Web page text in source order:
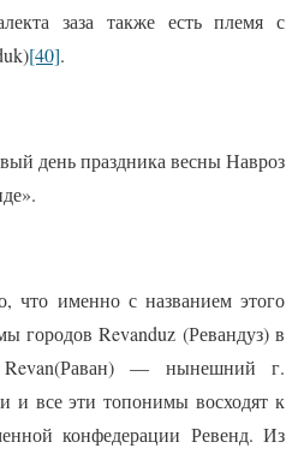
заза также есть племя с
[40].
день праздника весны Навроз
что именно с названием этого
городов Revanduz (Ревандуз) в
— нынешний г.
и все эти топонимы восходят к
конфедерации Ревенд. Из